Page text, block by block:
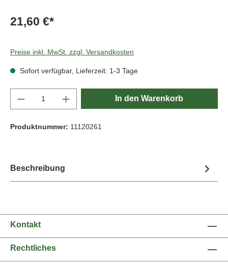
21,60 €*
Preise inkl. MwSt. zzgl. Versandkosten
Sofort verfügbar, Lieferzeit: 1-3 Tage
Produkt Anzahl: Gib den gewünschten
In den Warenkorb
Produktnummer: 11120261
Beschreibung
Kontakt
Rechtliches